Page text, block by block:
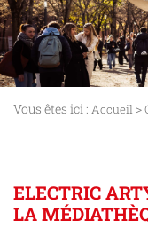
Vous êtes ici : Accueil >
ELECTRIC
LA